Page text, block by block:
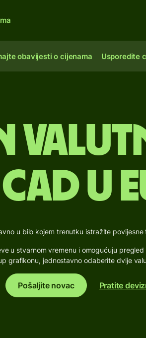
obavijesti o cijenama Usporedite
CAD u
u bilo kojem trenutku istražite
u stvarnom vremenu i omogućuju
grafikonu, jednostavno odaberite dvije
Pošaljite novac Pratite